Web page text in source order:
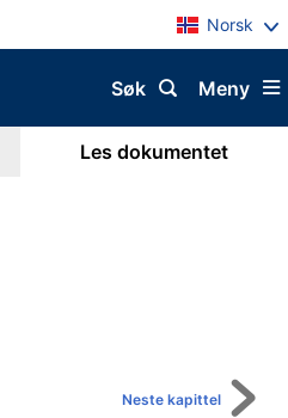
Norsk
Meny
Søk
Les dokumentet
Neste kapittel